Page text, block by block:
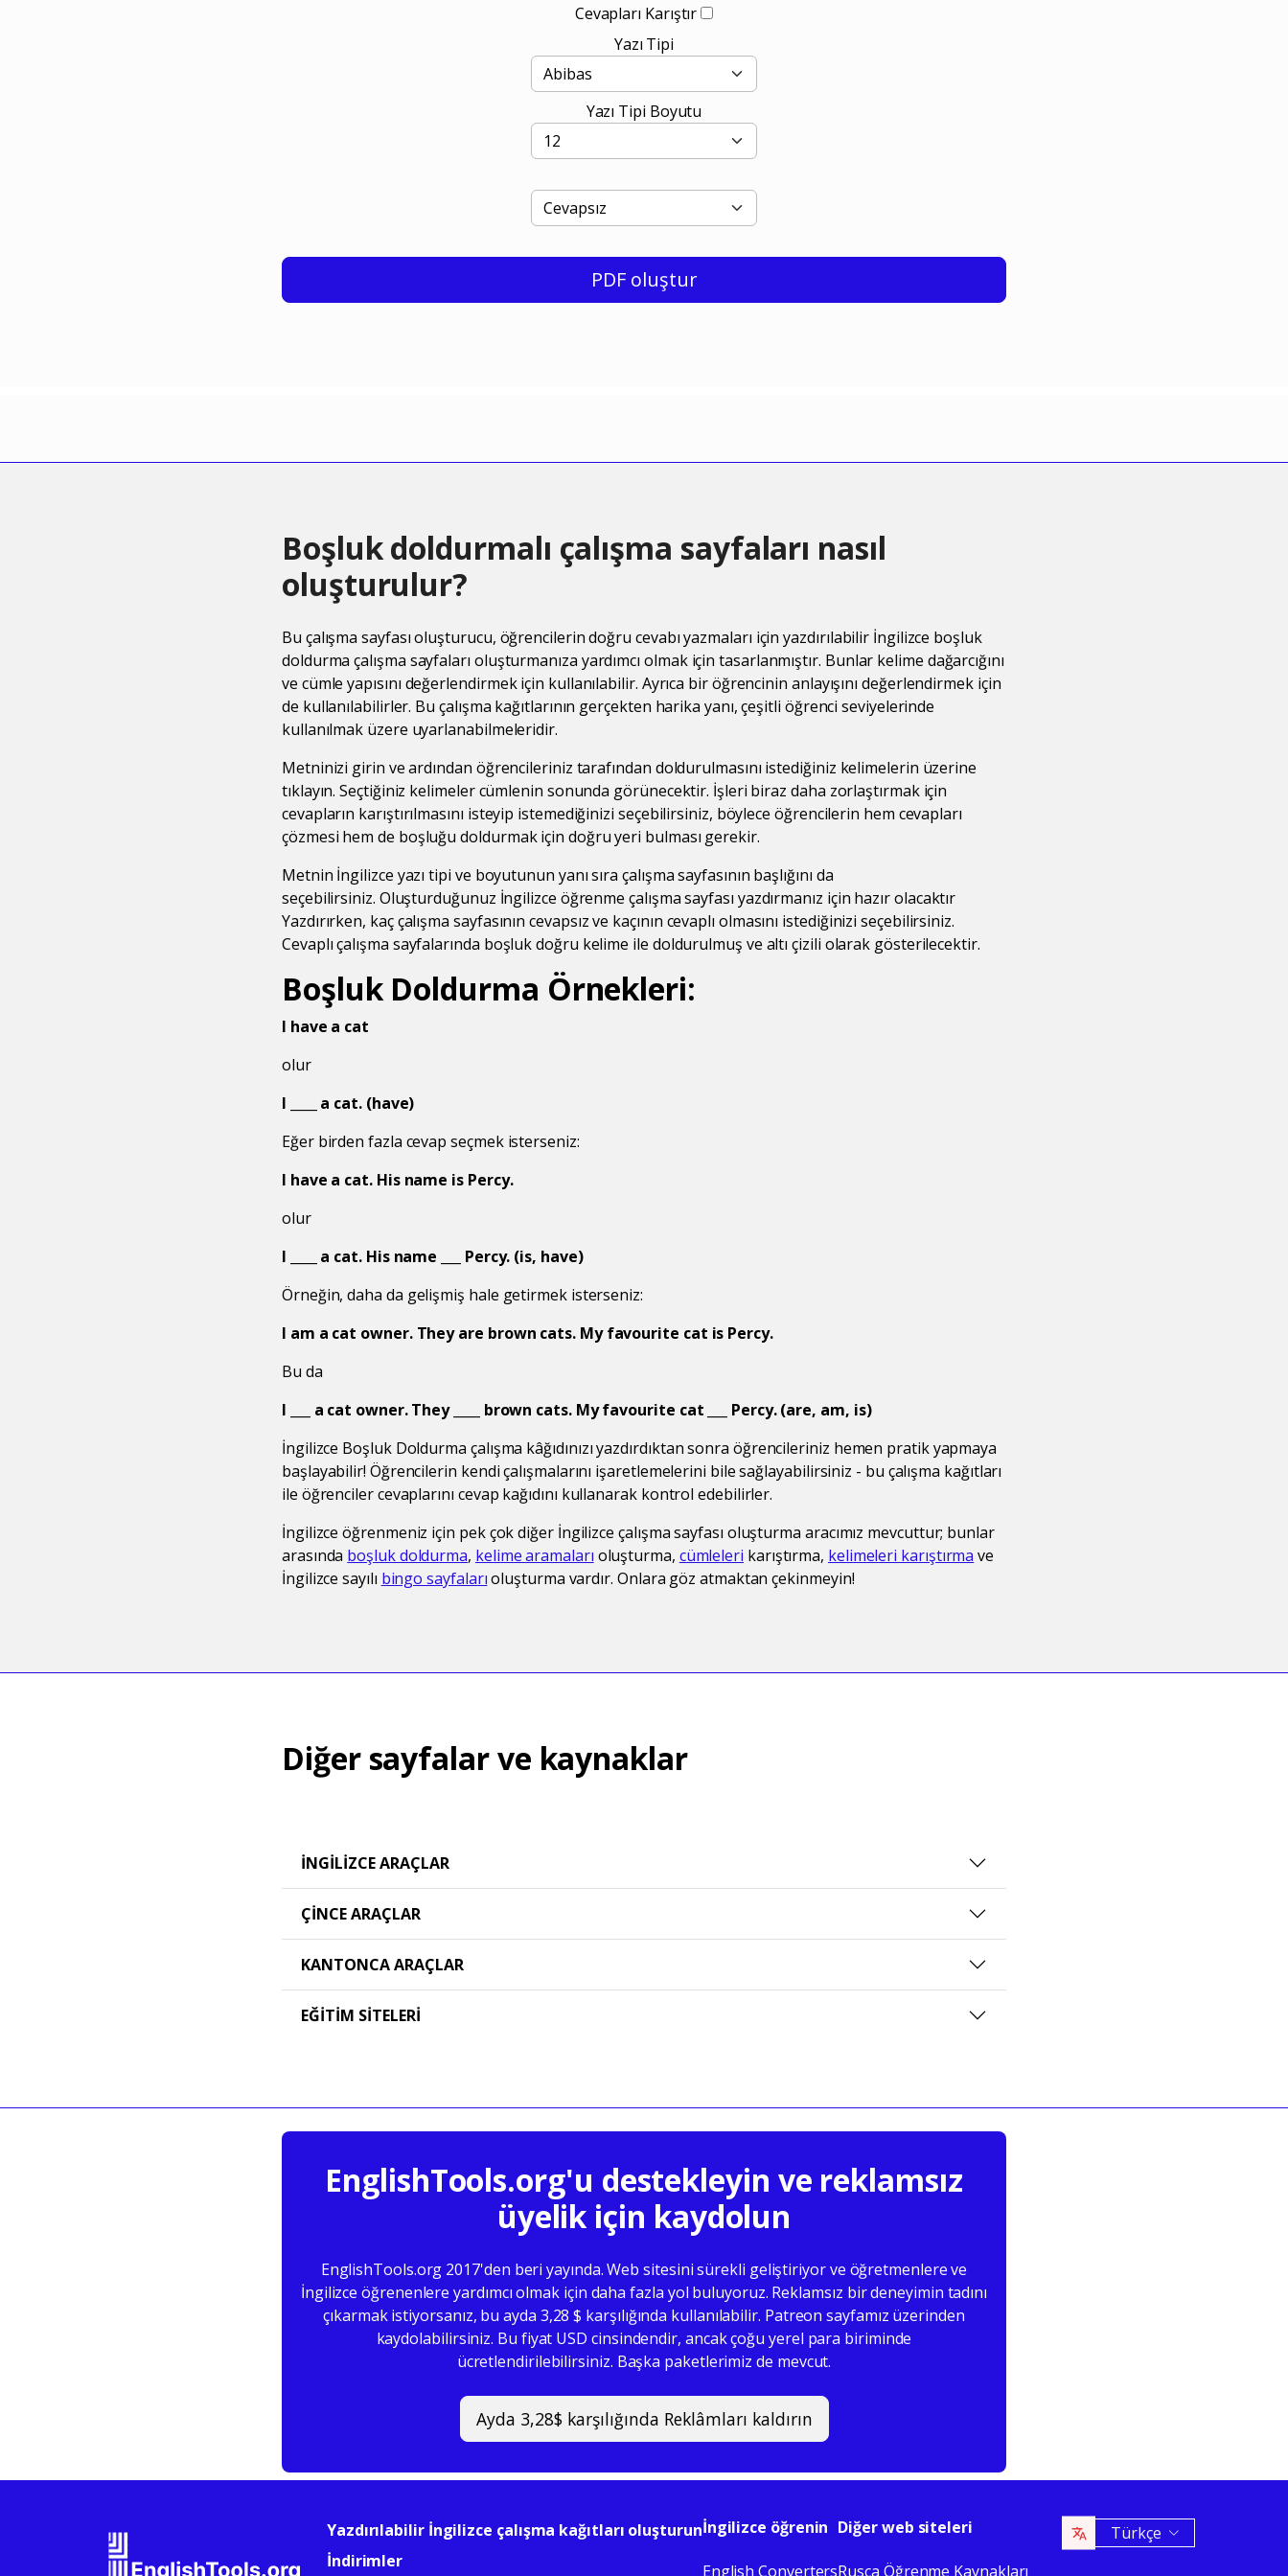
Cevapları Karıştır
Yazı Tipi
Yazı Tipi Boyutu
PDF oluştur
Boşluk doldurmalı çalışma sayfaları nasıl
oluşturulur?
Bu çalışma sayfası oluşturucu, öğrencilerin doğru cevabı yazmaları için yazdırılabilir İngilizce boşluk
doldurma çalışma sayfaları oluşturmanıza yardımcı olmak için tasarlanmıştır. Bunlar kelime dağarcığını
ve cümle yapısını değerlendirmek için kullanılabilir. Ayrıca bir öğrencinin anlayışını değerlendirmek için
de kullanılabilirler. Bu çalışma kağıtlarının gerçekten harika yanı, çeşitli öğrenci seviyelerinde
kullanılmak üzere uyarlanabilmeleridir.
Metninizi girin ve ardından öğrencileriniz tarafından doldurulmasını istediğiniz kelimelerin üzerine
tıklayın. Seçtiğiniz kelimeler cümlenin sonunda görünecektir. İşleri biraz daha zorlaştırmak için
cevapların karıştırılmasını isteyip istemediğinizi seçebilirsiniz, böylece öğrencilerin hem cevapları
çözmesi hem de boşluğu doldurmak için doğru yeri bulması gerekir.
Metnin İngilizce yazı tipi ve boyutunun yanı sıra çalışma sayfasının başlığını da
seçebilirsiniz. Oluşturduğunuz İngilizce öğrenme çalışma sayfası yazdırmanız için hazır olacaktır
Yazdırırken, kaç çalışma sayfasının cevapsız ve kaçının cevaplı olmasını istediğinizi seçebilirsiniz.
Cevaplı çalışma sayfalarında boşluk doğru kelime ile doldurulmuş ve altı çizili olarak gösterilecektir.
Boşluk Doldurma Örnekleri:
I have a cat
olur
I ____ a cat. (have)
Eğer birden fazla cevap seçmek isterseniz:
I have a cat. His name is Percy.
olur
I ____ a cat. His name ___ Percy. (is, have)
Örneğin, daha da gelişmiş hale getirmek isterseniz:
I am a cat owner. They are brown cats. My favourite cat is Percy.
Bu da
I ___ a cat owner. They ____
brown cats. My favourite cat ___ Percy. (are, am, is)
İngilizce Boşluk Doldurma çalışma kâğıdınızı yazdırdıktan sonra öğrencileriniz hemen pratik yapmaya
başlayabilir! Öğrencilerin kendi çalışmalarını işaretlemelerini bile sağlayabilirsiniz - bu çalışma kağıtları
ile öğrenciler cevaplarını cevap kağıdını kullanarak kontrol edebilirler.
İngilizce öğrenmeniz için pek çok diğer İngilizce çalışma sayfası oluşturma aracımız mevcuttur; bunlar
arasında boşluk doldurma, kelime aramaları oluşturma, cümleleri karıştırma, kelimeleri karıştırma ve
İngilizce sayılı bingo sayfalarıoluşturma vardır. Onlara göz atmaktan çekinmeyin!
Diğer sayfalar ve kaynaklar
İNGILIZCE ARAÇLAR
ÇINCE ARAÇLAR
KANTONCA ARAÇLAR
EĞITIM SITELERI
EnglishTools.org'u destekleyin ve reklamsız
üyelik için kaydolun
EnglishTools.org 2017'den beri yayında. Web sitesini sürekli geliştiriyor ve öğretmenlere ve
İngilizce öğrenenlere yardımcı olmak için daha fazla yol buluyoruz. Reklamsız bir deneyimin tadını
çıkarmak istiyorsanız, bu ayda 3,28 $ karşılığında kullanılabilir. Patreon sayfamız üzerinden
kaydolabilirsiniz. Bu fiyat USD cinsindendir, ancak çoğu yerel para biriminde
ücretlendirilebilirsiniz. Başka paketlerimiz de mevcut.
Ayda 3,28$ karşılığında Reklâmları kaldırın
Yazdırılabilir İngilizce çalışma kağıtları oluşturun
İndirimler
İngilizce öğrenin
English Converters
Diğer web siteleri
Rusça Öğrenme Kaynakları
Türkçe